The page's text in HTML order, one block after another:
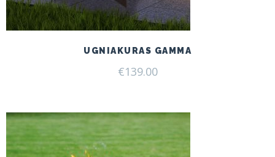
UGNIAKURAS GAMMA
€139.00